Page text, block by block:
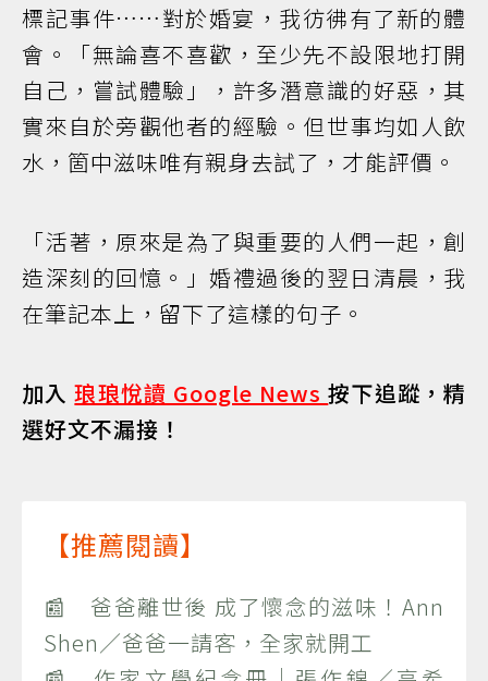
標記事件……對於婚宴，我彷彿有了新的體
會。「無論喜不喜歡，至少先不設限地打開
自己，嘗試體驗」，許多潛意識的好惡，其
實來自於旁觀他者的經驗。但世事均如人飲
水，箇中滋味唯有親身去試了，才能評價。
「活著，原來是為了與重要的人們一起，創
造深刻的回憶。」婚禮過後的翌日清晨，我
在筆記本上，留下了這樣的句子。
加入琅琅悅讀 Google News按下追蹤，精
選好文不漏接！
【推薦閱讀】
📰 爸爸離世後 成了懷念的滋味！Ann
Shen／爸爸一請客，全家就開工